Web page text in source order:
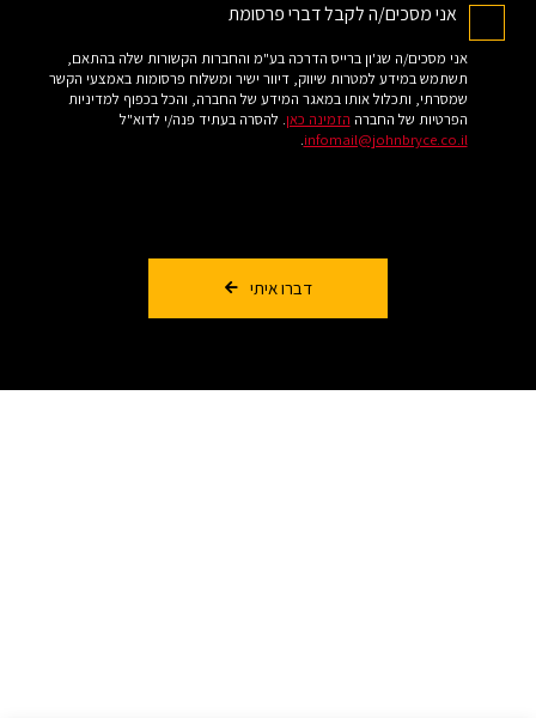
אני מסכים/ה לקבל דברי פרסומת
אני מסכים/ה שג'ון ברייס הדרכה בע"מ והחברות הקשורות שלה בהתאם,
תשתמש במידע למטרות שיווק, דיוור ישיר ומשלוח פרסומות באמצעי הקשר
שמסרתי, ותכלול אותו במאגר המידע של החברה, והכל בכפוף למדיניות
הפרטיות של החברה הזמינה כאן. להסרה בעתיד פנה/י לדוא"ל
infomail@johnbryce.co.il
.
דברו איתי